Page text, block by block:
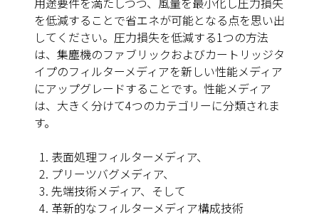
を低減することで省エネが可能となる点を思い出
してください。圧力損失を低減する1つの方法
は、集塵機のファブリックおよびカートリッジタ
イプのフィルターメディアを新しい性能メディア
にアップグレードすることです。性能メディア
は、大きく分けて4つのカテゴリーに分類されま
す。
表面処理フィルターメディア、
プリーツバグメディア、
先端技術メディア、そして
革新的なフィルターメディア構成技術